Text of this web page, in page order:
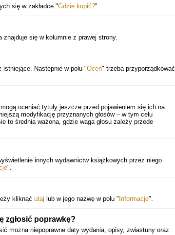
się w zakładce "Gdzie kupić?".
znajduje się w kolumnie z prawej strony.
istniejące. Następnie w polu "Oceń" trzeba przyporządkować
oceniać tytuły jeszcze przed pojawieniem się ich na
modyfikację przyznanych głosów – w tym celu
to średnia ważona, gdzie waga głosu zależy przede
innych wydawnictw książkowych przez niego
".
kliknąć utaj lub w jego nazwę w polu " Informacje".
zgłosić poprawkę?
można niepoprawne daty wydania, opisy, zwiastuny oraz